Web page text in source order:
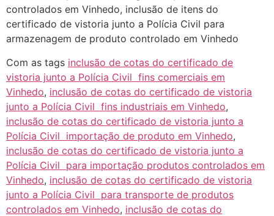
controlados em Vinhedo, inclusão de itens do
certificado de vistoria junto a Polícia Civil para
armazenagem de produto controlado em Vinhedo
Com as tags inclusão de cotas do certificado de
vistoria junto a Polícia Civil fins comerciais em
Vinhedo, inclusão de cotas do certificado de vistoria
junto a Polícia Civil fins industriais em Vinhedo,
inclusão de cotas do certificado de vistoria junto a
Polícia Civil importação de produto em Vinhedo,
inclusão de cotas do certificado de vistoria junto a
Polícia Civil para importação produtos controlados em
Vinhedo, inclusão de cotas do certificado de vistoria
junto a Polícia Civil para transporte de produtos
controlados em Vinhedo, inclusão de cotas do